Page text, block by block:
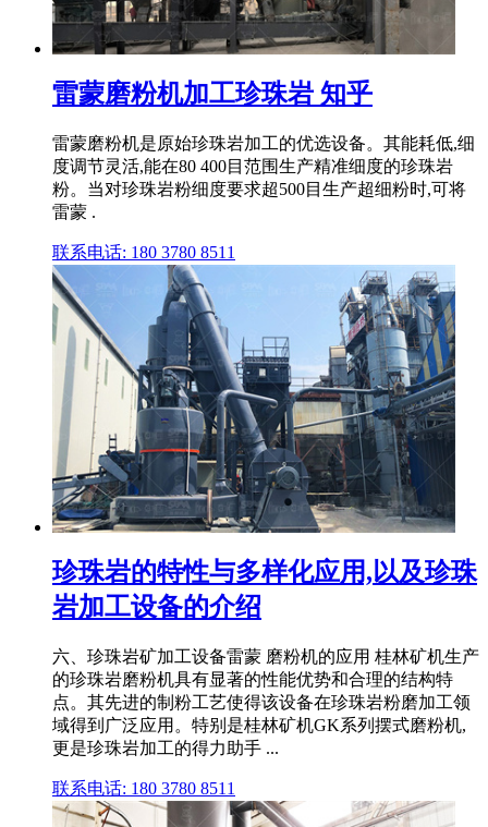
雷蒙磨粉机加工珍珠岩 知乎
雷蒙磨粉机是原始珍珠岩加工的优选设备。其能耗低,细
度调节灵活,能在80 400目范围生产精准细度的珍珠岩
粉。当对珍珠岩粉细度要求超500目生产超细粉时,可将
雷蒙 .
联系电话: 180 3780 8511
珍珠岩的特性与多样化应用,以及珍珠
岩加工设备的介绍
六、珍珠岩矿加工设备雷蒙 磨粉机的应用 桂林矿机生产
的珍珠岩磨粉机具有显著的性能优势和合理的结构特
点。其先进的制粉工艺使得该设备在珍珠岩粉磨加工领
域得到广泛应用。特别是桂林矿机GK系列摆式磨粉机,
更是珍珠岩加工的得力助手 ...
联系电话: 180 3780 8511